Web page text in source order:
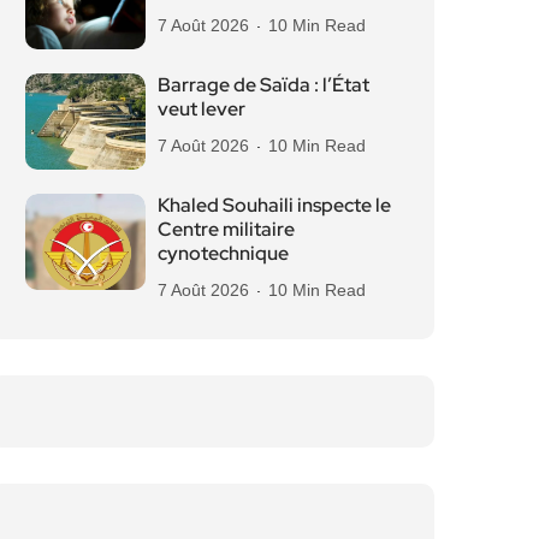
7 Août 2026 10 Min Read
Barrage de Saïda : l’État
veut lever
7 Août 2026 10 Min Read
Khaled Souhaili inspecte le
Centre militaire
cynotechnique
7 Août 2026 10 Min Read